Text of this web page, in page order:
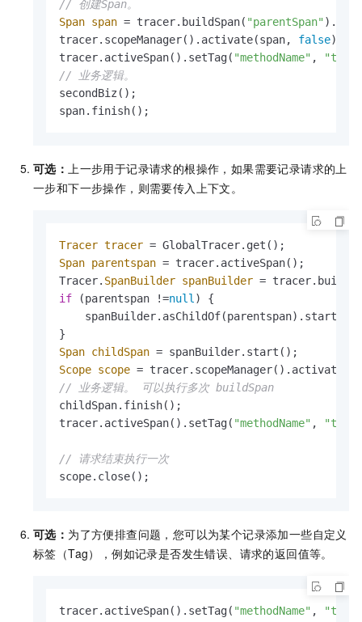
// 创建Span。
Span span = tracer.buildSpan( "parentSpan"
tracer.scopeManager().activate(span, false);
tracer.activeSpan().setTag( "methodName" ,
// 业务逻辑。
secondBiz();
span.finish();
可选：上一步用于记录请求的根操作，如果需要记录请求的上
一步和下一步操作，则需要传入上下文。
Tracer tracer =
Span parentspan = tracer.activeSpan();
Tracer. SpanBuilder spanBuilder =
if (parentspan !=null) {
    spanBuilder.asChildOf(parentspan).start();
Span childSpan =
Scope scope =
// 业务逻辑。 可以执行多次 buildSpan
childSpan.finish();
tracer.activeSpan().setTag( "methodName" ,
// 请求结束执行一次
scope.close();
可选： 为了方便排查问题，您可以为某个记录添加一些自定义
标签（Tag），例如记录是否发生错误、请求的返回值等。
tracer.activeSpan().setTag( "methodName" ,